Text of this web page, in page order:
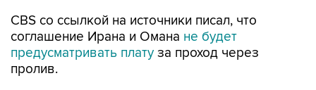
CBS со ссылкой на источники писал, что
соглашение Ирана и Омана не будет
предусматривать плату за проход через
пролив.